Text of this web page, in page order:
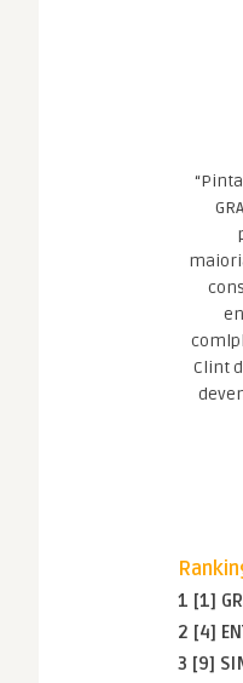
Clint
1 [1]
2 [4]
3 [9]